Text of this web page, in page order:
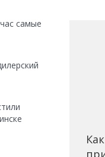
самые